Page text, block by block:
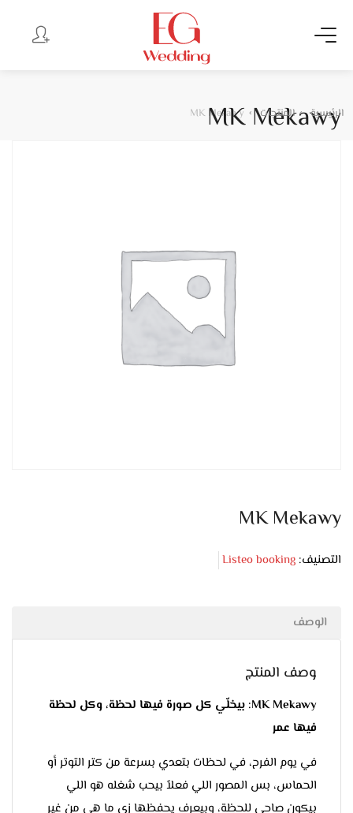
MK Mekawy
الرئيسية المنتجات MK Mekawy
MK Mekawy
التصنيف: Listeo booking
الوصف
وصف المنتج
MK Mekawy: بيخلّي كل صورة فيها لحظة، وكل لحظة
فيها عمر
في يوم الفرح، في لحظات بتعدي بسرعة من كتر التوتر أو
الحماس، بس المصور اللي فعلاً بيحب شغله هو اللي
بيكون صاحي للحظة، وبيعرف يحفظها زي ما هي من غير